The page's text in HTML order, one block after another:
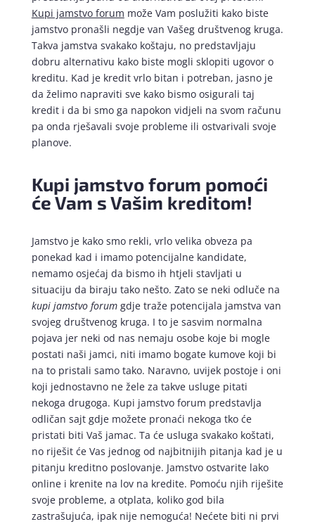
Kupi jamstvo forum može Vam poslužiti kako biste
jamstvo pronašli negdje van Vašeg društvenog kruga.
Takva jamstva svakako koštaju, no predstavljaju
dobru alternativu kako biste mogli sklopiti ugovor o
kreditu. Kad je kredit vrlo bitan i potreban, jasno je
da želimo napraviti sve kako bismo osigurali taj
kredit i da bi smo ga napokon vidjeli na svom računu
pa onda rješavali svoje probleme ili ostvarivali svoje
planove.
Kupi jamstvo forum pomoći
će Vam s Vašim kreditom!
Jamstvo je kako smo rekli, vrlo velika obveza pa
ponekad kad i imamo potencijalne kandidate,
nemamo osjećaj da bismo ih htjeli stavljati u
situaciju da biraju tako nešto. Zato se neki odluče na
kupi jamstvo forumgdje traže potencijala jamstva van
svojeg društvenog kruga. I to je sasvim normalna
pojava jer neki od nas nemaju osobe koje bi mogle
postati naši jamci, niti imamo bogate kumove koji bi
na to pristali samo tako. Naravno, uvijek postoje i oni
koji jednostavno ne žele za takve usluge pitati
nekoga drugoga. Kupi jamstvo forum predstavlja
odličan sajt gdje možete pronaći nekoga tko će
pristati biti Vaš jamac. Ta će usluga svakako koštati,
no riješit će Vas jednog od najbitnijih pitanja kad je u
pitanju kreditno poslovanje. Jamstvo ostvarite lako
online i krenite na lov na kredite. Pomoću njih riješite
svoje probleme, a otplata, koliko god bila
zastrašujuća, ipak nije nemoguća! Nećete biti ni prvi